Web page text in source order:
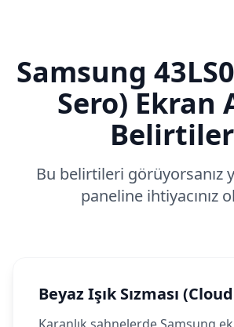
Samsung
Sero) Ekran
Bu belirtileri görüyorsanız
paneline ihtiyacınız
Beyaz Işık Sızması